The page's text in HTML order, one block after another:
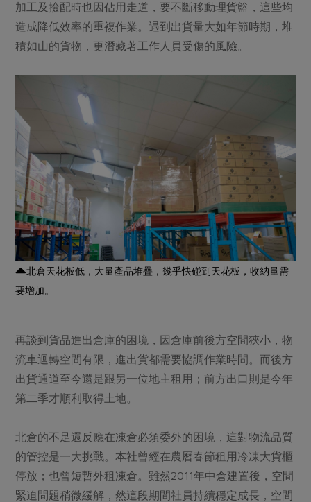
活動報下載
加工及撿配時也因佔用走道，要不斷移動理貨籃，這些均
造成降低效率的重複作業。遇到出貨量大如年節時期，堆
積如山的貨物，更潛藏著工作人員受傷的風險。
北倉天花板低，大量產品堆疊，幾乎快碰到天花板，收納量需
要增加。
再談到貨品進出倉庫的困境，因倉庫前後方空間狹小，物
流車迴轉空間有限，進出貨都需要協調作業時間。而後方
出貨通道至今還是跟另一位地主租用；前方出口則是今年
第二季才順利取得土地。
北倉的不足還反應在凍倉必須委外的困境，這對物流品質
的管控是一大挑戰。本社曾經在農曆春節租用冷凍大貨櫃
停放；也曾短暫外租凍倉。雖然2011年中倉建置後，空間
緊迫問題稍微緩解，然這段期間社員持續穩定成長，空間